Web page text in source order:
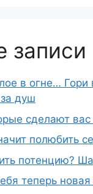
записи
в огне… Гори
душ
сделают
полюбить
потенцию?
теперь